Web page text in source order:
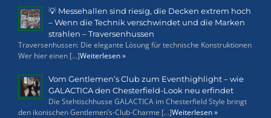
💡 Messehallen sind riesig, die Decken extrem hoch
– Wenn die Technik verschwindet und die Marken
strahlen – Traversenhussen
Traversenhussen: Die elegante Lösung für technische Konstruktionen
Wer hier einen [...]Weiterlesen »
Vom Gentlemen’s Club zum Eventhighlight – wie
GALACTICA den Chesterfield-Look neu erfindet
Die Stehtischhusse GALACTICA im Chesterfield Style bringt
den ikonischen Gentlemen’s-Club-Charme [...]Weiterlesen »